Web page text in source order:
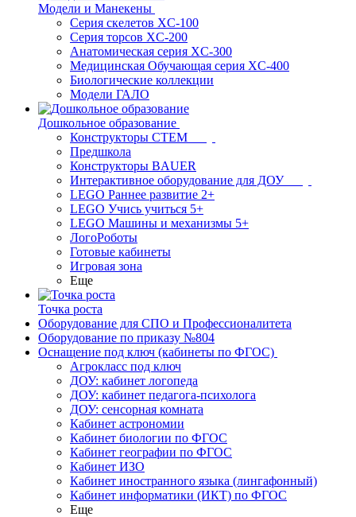
Модели и Манекены
Серия скелетов XC-100
Серия торсов XC-200
Анатомическая серия XC-300
Медицинская Обучающая серия XC-400
Биологические коллекции
Модели ГАЛО
Дошкольное образование
Конструкторы СТЕМ
Предшкола
Конструкторы BAUER
Интерактивное оборудование для ДОУ
LEGO Раннее развитие 2+
LEGO Учись учиться 5+
LEGO Машины и механизмы 5+
ЛогоРоботы
Готовые кабинеты
Игровая зона
Еще
Точка роста
Оборудование для СПО и Профессионалитета
Оборудование по приказу №804
Оснащение под ключ (кабинеты по ФГОС)
Агрокласс под ключ
ДОУ: кабинет логопеда
ДОУ: кабинет педагога-психолога
ДОУ: сенсорная комната
Кабинет астрономии
Кабинет биологии по ФГОС
Кабинет географии по ФГОС
Кабинет ИЗО
Кабинет иностранного языка (лингафонный)
Кабинет информатики (ИКТ) по ФГОС
Еще